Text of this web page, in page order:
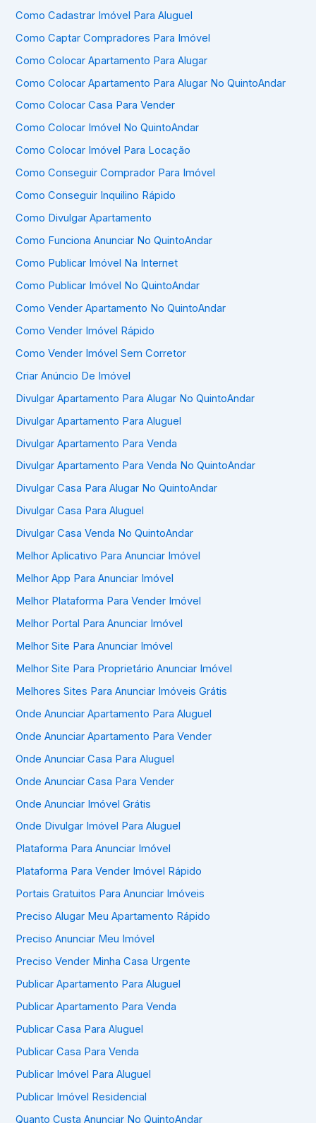
Como Cadastrar Imóvel Para Aluguel
Como Captar Compradores Para Imóvel
Como Colocar Apartamento Para Alugar
Como Colocar Apartamento Para Alugar No QuintoAndar
Como Colocar Casa Para Vender
Como Colocar Imóvel No QuintoAndar
Como Colocar Imóvel Para Locação
Como Conseguir Comprador Para Imóvel
Como Conseguir Inquilino Rápido
Como Divulgar Apartamento
Como Funciona Anunciar No QuintoAndar
Como Publicar Imóvel Na Internet
Como Publicar Imóvel No QuintoAndar
Como Vender Apartamento No QuintoAndar
Como Vender Imóvel Rápido
Como Vender Imóvel Sem Corretor
Criar Anúncio De Imóvel
Divulgar Apartamento Para Alugar No QuintoAndar
Divulgar Apartamento Para Aluguel
Divulgar Apartamento Para Venda
Divulgar Apartamento Para Venda No QuintoAndar
Divulgar Casa Para Alugar No QuintoAndar
Divulgar Casa Para Aluguel
Divulgar Casa Venda No QuintoAndar
Melhor Aplicativo Para Anunciar Imóvel
Melhor App Para Anunciar Imóvel
Melhor Plataforma Para Vender Imóvel
Melhor Portal Para Anunciar Imóvel
Melhor Site Para Anunciar Imóvel
Melhor Site Para Proprietário Anunciar Imóvel
Melhores Sites Para Anunciar Imóveis Grátis
Onde Anunciar Apartamento Para Aluguel
Onde Anunciar Apartamento Para Vender
Onde Anunciar Casa Para Aluguel
Onde Anunciar Casa Para Vender
Onde Anunciar Imóvel Grátis
Onde Divulgar Imóvel Para Aluguel
Plataforma Para Anunciar Imóvel
Plataforma Para Vender Imóvel Rápido
Portais Gratuitos Para Anunciar Imóveis
Preciso Alugar Meu Apartamento Rápido
Preciso Anunciar Meu Imóvel
Preciso Vender Minha Casa Urgente
Publicar Apartamento Para Aluguel
Publicar Apartamento Para Venda
Publicar Casa Para Aluguel
Publicar Casa Para Venda
Publicar Imóvel Para Aluguel
Publicar Imóvel Residencial
Quanto Custa Anunciar No QuintoAndar